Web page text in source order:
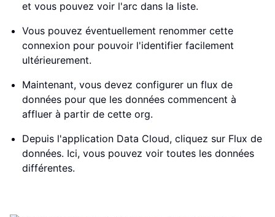
et vous pouvez voir l'arc dans la liste.
Vous pouvez éventuellement renommer cette
connexion pour pouvoir l'identifier facilement
ultérieurement.
Maintenant, vous devez configurer un flux de
données pour que les données commencent à
affluer à partir de cette org.
Depuis l'application Data Cloud, cliquez sur Flux de
données. Ici, vous pouvez voir toutes les données
différentes.